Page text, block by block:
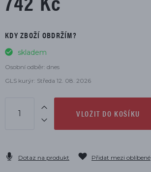
KDY ZBOŽÍ OBDRŽÍM?
skladem
Osobní odběr: dnes
GLS kurýr: Středa 12. 08. 2026
VLOŽIT DO KOŠÍKU
Dotaz na produkt Přidat mezi oblíbené